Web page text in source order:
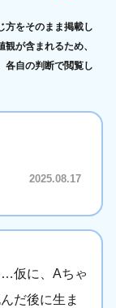
方をそのまま掲載し
が含まれるため、
各自の判断で閲覧し
2025.08.17
…仮に、Aちゃ
だ後に生ま